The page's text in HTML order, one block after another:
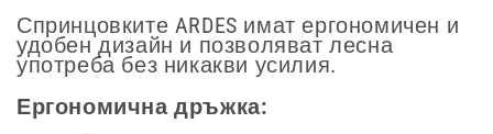
Спринцовките ARDES имат ергономичен и
удобен дизайн и позволяват лесна
употреба без никакви усилия.
Ергономична дръжка: